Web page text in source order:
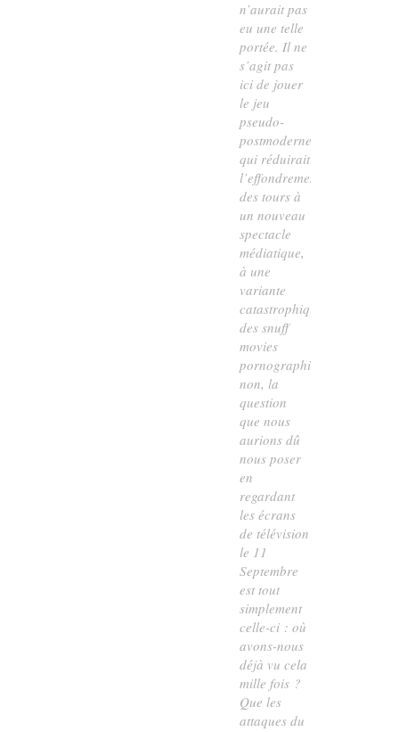
n’aurait pas
eu une telle
portée. Il ne
s’agit pas
ici de jouer
le jeu
pseudo-
postmoderne
qui réduirait
l’effondrement
des tours à
un nouveau
spectacle
médiatique,
à une
variante
catastrophique
des snuff
movies
pornographiques ;
non, la
question
que nous
aurions dû
nous poser
en
regardant
les écrans
de télévision
le 11
Septembre
est tout
simplement
celle-ci : où
avons-nous
déjà vu cela
mille fois ?
Que les
attaques du